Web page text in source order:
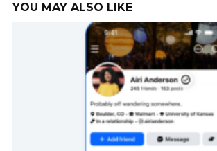
YOU MAY ALSO LIKE